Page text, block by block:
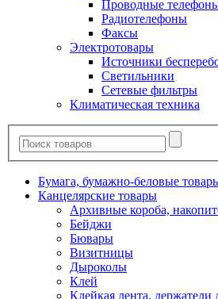
Проводные
Радиотелефоны
Факсы
Электротовары
Источники
Светильники
Сетевые фильтры
Климатическая техника
Бумага, бумажно-беловые
Канцелярские товары
Архивные короба,
Бейджи
Бювары
Визитницы
Дыроколы
Клей
Клейкая лента, держатели